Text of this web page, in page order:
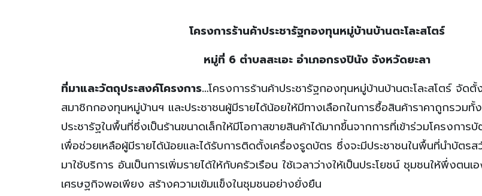
โครงการร้านค้าประชารัฐกองทุนหมู่บ้านบ้านตะโละสโตร์
หมู่ที่ 6 ตำบลสะเอะ อำเภอกรงปินัง จังหวัดยะลา
ที่มาและวัตถุประสงค์โครงการ…โครงการร้านค้าประชารัฐกองทุนหมู่บ้านบ้านตะโละสโตร์ จัด
สมาชิกกองทุนหมู่บ้านฯ และประชาชนผู้มีรายได้น้อยให้มีทางเลือกในการซื้อสินค้าราคาถูกรวมทั้
ประชารัฐในพื้นที่ซึ่งเป็นร้านขนาดเล็กให้มีโอกาสขายสินค้าได้มากขึ้นจากการที่เข้าร่วมโครงกา
เพื่อช่วยเหลือผู้มีรายได้น้อยและได้รับการติดตั้งเครื่องรูดบัตร ซึ่งจะมีประชาชนในพื้นที่นำบัตรส
มาใช้บริการ อันเป็นการเพิ่มรายได้ให้กับครัวเรือน ใช้เวลาว่างให้เป็นประโยชน์ ชุมชนให้พึ่งตนเ
เศรษฐกิจพอเพียง สร้างความเข้มแข็งในชุมชนอย่างยั่งยืน